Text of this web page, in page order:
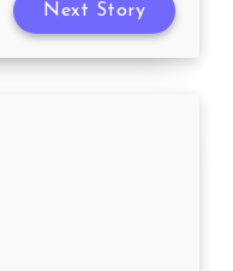
Next Story